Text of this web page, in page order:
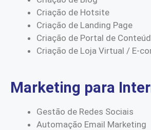
Criação de Hotsite
Criação de Landing Page
Criação de Portal de
Criação de Loja Virtual / E-
Marketing para
Gestão de Redes Sociais
Automação Email Marketing